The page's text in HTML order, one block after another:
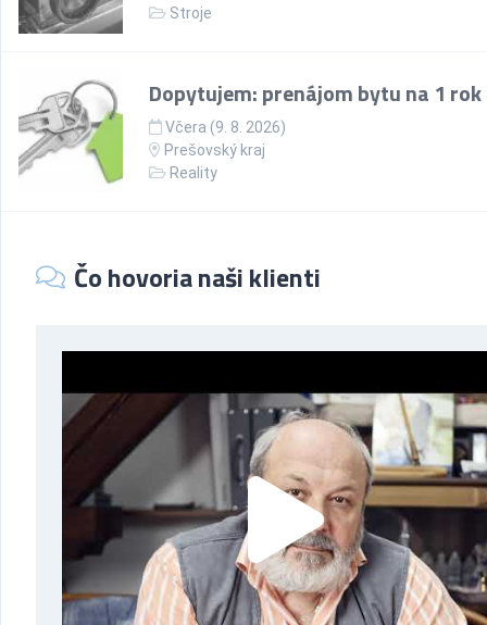
Stroje
Dopytujem: prenájom bytu na 1 rok
Včera (9. 8. 2026)
Prešovský kraj
Reality
Čo hovoria naši klienti